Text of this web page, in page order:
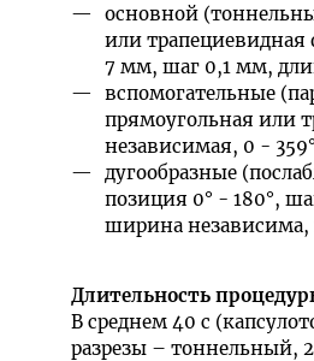
основной
или
7 мм, шаг 0,1 мм,
вспомогательные
прямоугольная или
независимая, 0 -
дугообразные
позиция 0° - 180°,
ширина независима,
Длительность
В среднем 40 с
разрезы – тоннельный,